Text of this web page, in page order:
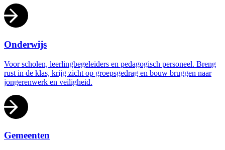
Onderwijs
Voor scholen, leerlingbegeleiders en pedagogisch personeel. Breng
rust in de klas, krijg zicht op groepsgedrag en bouw bruggen naar
jongerenwerk en veiligheid.
Gemeenten